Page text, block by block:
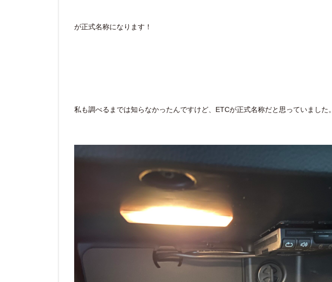
が正式名称になります！
私も調べるまでは知らなかったんですけど、ETCが正式名称だと思っていました。